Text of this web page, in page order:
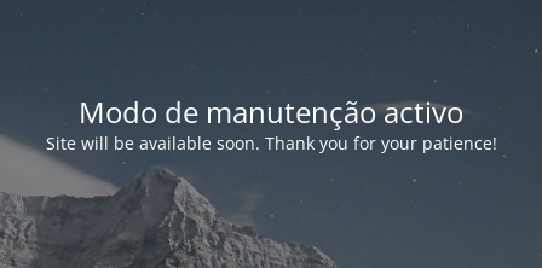
Modo de manutenção activo
Site will be available soon. Thank you for your patience!